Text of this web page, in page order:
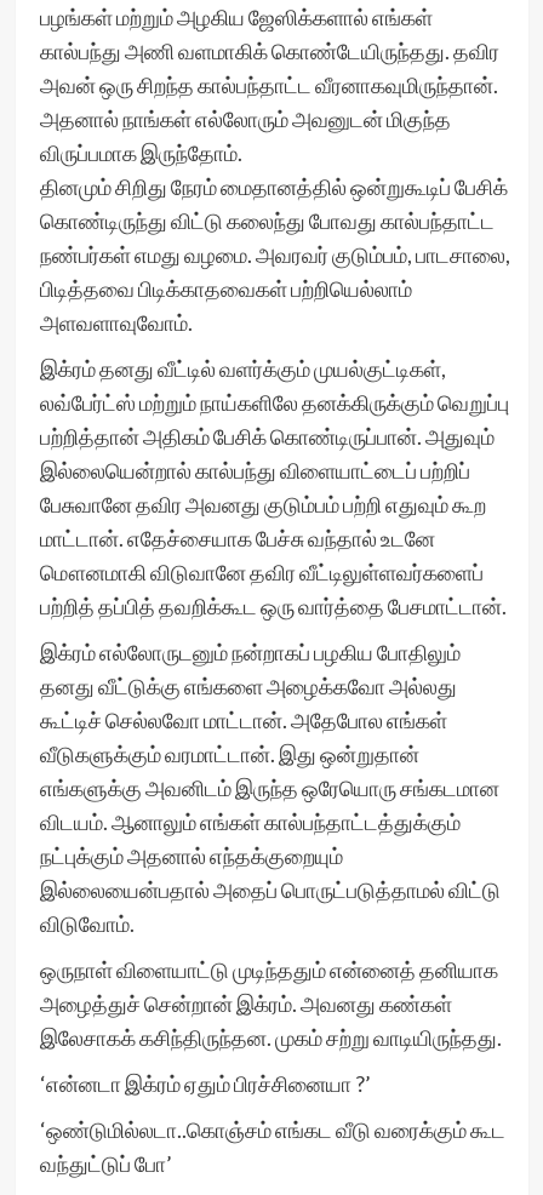
பழங்கள் மற்றும் அழகிய ஜேஸிக்களால் எங்கள்
கால்பந்து அணி வளமாகிக் கொண்டேயிருந்தது. தவிர
அவன் ஒரு சிறந்த கால்பந்தாட்ட வீரனாகவுமிருந்தான்.
அதனால் நாங்கள் எல்லோரும் அவனுடன் மிகுந்த
விருப்பமாக இருந்தோம்.
தினமும் சிறிது நேரம் மைதானத்தில் ஒன்றுகூடிப் பேசிக்
கொண்டிருந்து விட்டு கலைந்து போவது கால்பந்தாட்ட
நண்பர்கள் எமது வழமை. அவரவர் குடும்பம், பாடசாலை,
பிடித்தவை பிடிக்காதவைகள் பற்றியெல்லாம்
அளவளாவுவோம்.
இக்ரம் தனது வீட்டில் வளர்க்கும் முயல்குட்டிகள்,
லவ்பேர்ட்ஸ் மற்றும் நாய்களிலே தனக்கிருக்கும் வெறுப்பு
பற்றித்தான் அதிகம் பேசிக் கொண்டிருப்பான். அதுவும்
இல்லையென்றால் கால்பந்து விளையாட்டைப் பற்றிப்
பேசுவானே தவிர அவனது குடும்பம் பற்றி எதுவும் கூற
மாட்டான். எதேச்சையாக பேச்சு வந்தால் உடனே
மௌனமாகி விடுவானே தவிர வீட்டிலுள்ளவர்களைப்
பற்றித் தப்பித் தவறிக்கூட ஒரு வார்த்தை பேசமாட்டான்.
இக்ரம் எல்லோருடனும் நன்றாகப் பழகிய போதிலும்
தனது வீட்டுக்கு எங்களை அழைக்கவோ அல்லது
கூட்டிச் செல்லவோ மாட்டான். அதேபோல எங்கள்
வீடுகளுக்கும் வரமாட்டான். இது ஒன்றுதான்
எங்களுக்கு அவனிடம் இருந்த ஒரேயொரு சங்கடமான
விடயம். ஆனாலும் எங்கள் கால்பந்தாட்டத்துக்கும்
நட்புக்கும் அதனால் எந்தக்குறையும்
இல்லையைன்பதால் அதைப் பொருட்படுத்தாமல் விட்டு
விடுவோம்.
ஒருநாள் விளையாட்டு முடிந்ததும் என்னைத் தனியாக
அழைத்துச் சென்றான் இக்ரம். அவனது கண்கள்
இலேசாகக் கசிந்திருந்தன. முகம் சற்று வாடியிருந்தது.
‘என்னடா இக்ரம் ஏதும் பிரச்சினையா ?’
‘ஒண்டுமில்லடா..கொஞ்சம் எங்கட வீடு வரைக்கும் கூட
வந்துட்டுப் போ’